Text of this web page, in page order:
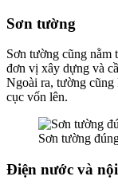
Sơn tường
Sơn tường cũng nằm
đơn vị xây dựng và
Ngoài ra, tường
cục vốn lên.
Sơn tường
Điện nước và